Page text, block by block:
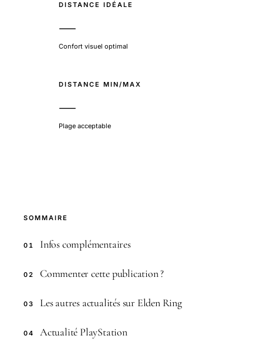
DISTANCE IDÉALE
—
Confort visuel optimal
DISTANCE MIN/MAX
—
Plage acceptable
SOMMAIRE
01 Infos complémentaires
02 Commenter cette publication ?
03 Les autres actualités sur Elden Ring
04 Actualité PlayStation